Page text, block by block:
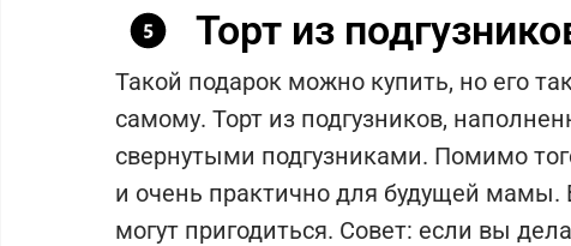
Торт из
Такой подарок можно купить, но его
самому. Торт из подгузников,
свернутыми подгузниками. Помимо
и очень практично для будущей мамы.
могут пригодиться. Совет: если вы